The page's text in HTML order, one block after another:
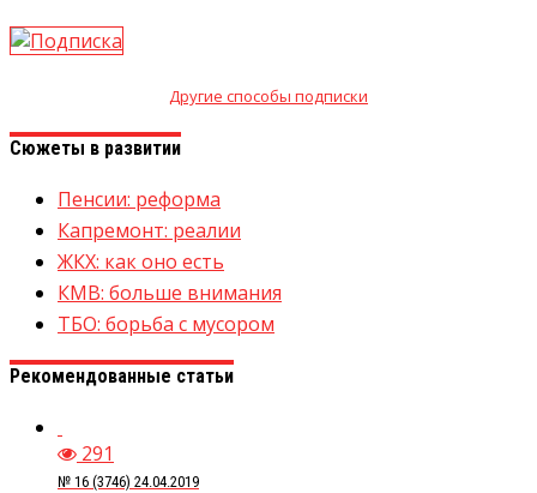
Другие способы подписки
Сюжеты в развитии
Пенсии: реформа
Капремонт: реалии
ЖКХ: как оно есть
КМВ: больше внимания
ТБО: борьба с мусором
Рекомендованные статьи
291
№ 16 (3746) 24.04.2019